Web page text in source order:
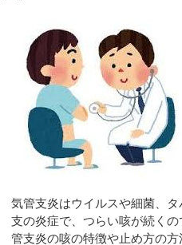
気管支炎はウイルスや細菌、
支の炎症で、つらい咳が続く
管支炎の咳の特徴や止め方の